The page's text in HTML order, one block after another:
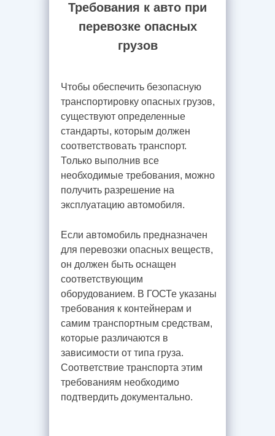
Требования к авто при
перевозке опасных
грузов
Чтобы обеспечить безопасную
транспортировку опасных грузов,
существуют определенные
стандарты, которым должен
соответствовать транспорт.
Только выполнив все
необходимые требования, можно
получить разрешение на
эксплуатацию автомобиля.
Если автомобиль предназначен
для перевозки опасных веществ,
он должен быть оснащен
соответствующим
оборудованием. В ГОСТе указаны
требования к контейнерам и
самим транспортным средствам,
которые различаются в
зависимости от типа груза.
Соответствие транспорта этим
требованиям необходимо
подтвердить документально.